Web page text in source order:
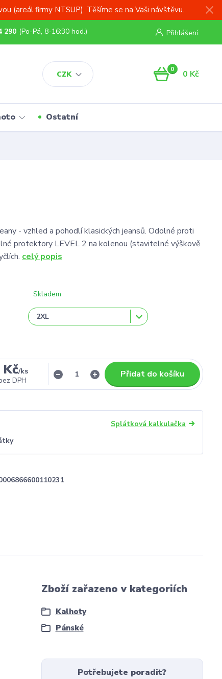
(areál firmy NTSUP). Těšíme se na Vaši návštěvu.
CZK
Přihlášení
290 (Po-Pá, 8-16:30 hod.)
0 0 Kč
Ostatní
- vzhled a pohodlí klasických jeansů. Odolné proti
protektory LEVEL 2 na kolenou (stavitelné výškově
celý popis
Skladem
Kč/ks
DPH
Přidat do košíku
Splátková kalkulačka
Zboží zařazeno v kategoriích
Kalhoty
Pánské
Potřebujete poradit?